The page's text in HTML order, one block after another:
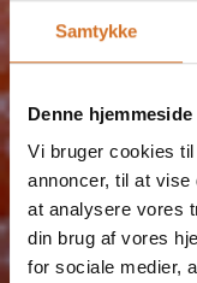
Samtykke
Denne
Vi bruger cookies
annoncer, til at
at analysere vores
din brug af vores
for sociale medier,